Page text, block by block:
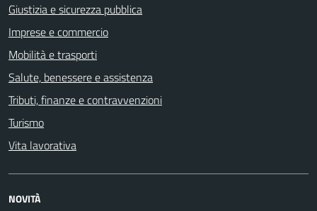
Giustizia e sicurezza pubblica
Imprese e commercio
Mobilità e trasporti
Salute, benessere e assistenza
Tributi, finanze e contravvenzioni
Turismo
Vita lavorativa
NOVITÀ